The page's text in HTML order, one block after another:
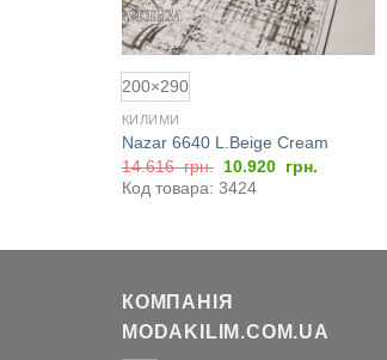
200×290
КИЛИМИ
Nazar 6640 L.Beige Cream
14.616грн. Оригінальна
ціна:
14.616
10.920 грн.
Код товара: 3424
КОМПАНІЯ
MODAKILIM.COM.UA